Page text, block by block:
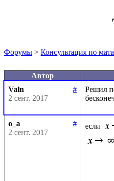
Форумы > Консультация по
Автор
Valn
#
2 сент. 2017
Решил
o_a
#
2 сент. 2017
если